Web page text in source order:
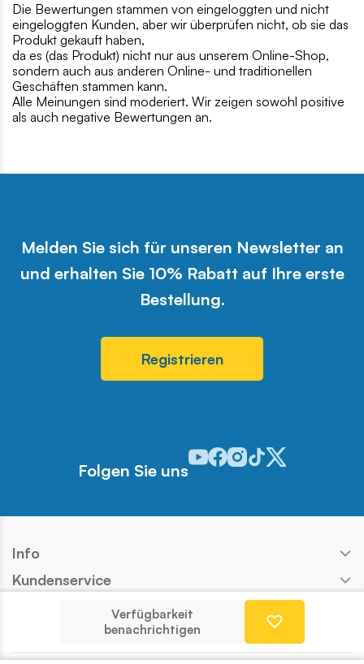
Verfügbarkeit
benachrichtigen
Die Bewertungen stammen von eingeloggten und nicht
eingeloggten Kunden, aber wir überprüfen nicht, ob sie das
Produkt gekauft haben,
da es (das Produkt) nicht nur aus unserem Online-Shop,
sondern auch aus anderen Online- und traditionellen
Geschäften stammen kann.
Alle Meinungen sind moderiert. Wir zeigen sowohl positive
als auch negative Bewertungen an.
Melden Sie sich für unseren Newsletter an
und erhalten Sie 10% Rabatt auf Ihre erste
Bestellung.
Registrieren
Folgen Sie uns
Odwiedź nasz profil w serwisie
Odwiedź nasz profil w
Odwiedź nasz profil w
Odwiedź nasz profil
Odwiedź nasz
Info
Kundenservice